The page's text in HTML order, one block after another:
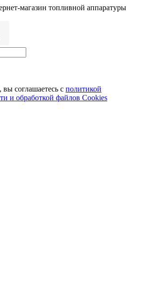
магазин топливной аппаратуры
вы соглашаетесь с политикой
и обработкой файлов Cookies